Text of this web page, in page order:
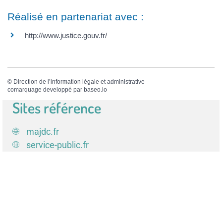
Réalisé en partenariat avec :
http://www.justice.gouv.fr/
© Direction de l’information légale et administrative
comarquage developpé par baseo.io
Sites référence
majdc.fr
service-public.fr